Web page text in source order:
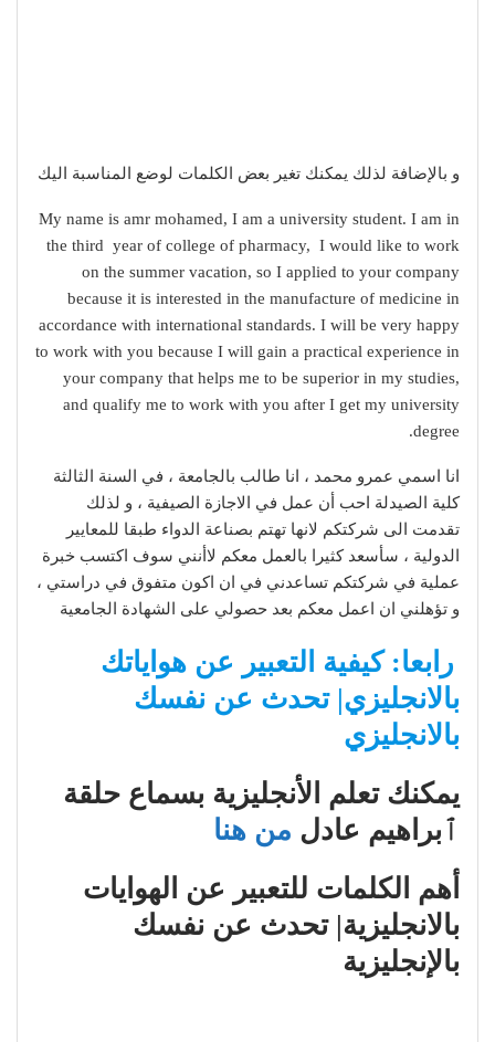
و بالإضافة لذلك يمكنك تغير بعض الكلمات لوضع المناسبة اليك
My name is amr mohamed, I am a university student. I am in
the third year of college of pharmacy, I would like to work
on the summer vacation, so I applied to your company
because it is interested in the manufacture of medicine in
accordance with international standards. I will be very happy
to work with you because I will gain a practical experience in
your company that helps me to be superior in my studies,
and qualify me to work with you after I get my university
degree.
انا اسمي عمرو محمد ، انا طالب بالجامعة ، في السنة الثالثة
كلية الصيدلة احب أن عمل في الاجازة الصيفية ، و لذلك
تقدمت الى شركتكم لانها تهتم بصناعة الدواء طبقا للمعايير
الدولية ، سأسعد كثيرا بالعمل معكم لاأنني سوف اكتسب خبرة
عملية في شركتكم تساعدني في ان اكون متفوق في دراستي ،
و تؤهلني ان اعمل معكم بعد حصولي على الشهادة الجامعية
رابعا: كيفية التعبير عن هواياتك
بالانجليزي| تحدث عن نفسك
بالانجليزي
يمكنك تعلم الأنجليزية بسماع حلقة
ٱبراهيم عادل من هنا
أهم الكلمات للتعبير عن الهوايات
بالانجليزية| تحدث عن نفسك
بالإنجليزية